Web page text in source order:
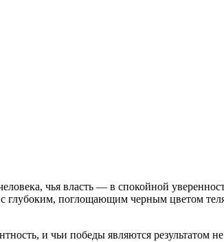
чья власть — в спокойной
глубоким, поглощающим черным цветом
и чьи победы являются результатом